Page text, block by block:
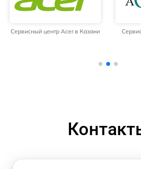
Сервисный центр Acer в Казани